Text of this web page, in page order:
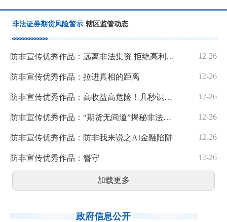
非法证券期货风险警示 辖区监管动态
防非宣传优秀作品：远离非法集资 拒绝高利诱惑 12-26
防非宣传优秀作品：拉进真相的距离 12-26
防非宣传优秀作品：高收益高危险！几秒识别投资骗局 12-26
防非宣传优秀作品：“期货无间道”揭秘非法经营期货的三大套路 12-26
防非宣传优秀作品：防非我来说之AI金融陷阱 12-26
防非宣传优秀作品：簪守 12-26
加载更多
政府信息公开